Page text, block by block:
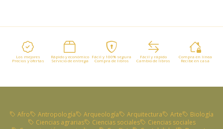
Los mejores
Precios y ofertas
Rápido y económico
Servicio de entrega
Fácil y 100% segura
Compra de libros
Fácil y rápido
Cambio de libros
Compra en línea
Recibe en casa
Afro Antropología Arqueología Arquitectura Arte
Biología
Ciencias agrarias
Ciencias sociales
Ciencias sociales